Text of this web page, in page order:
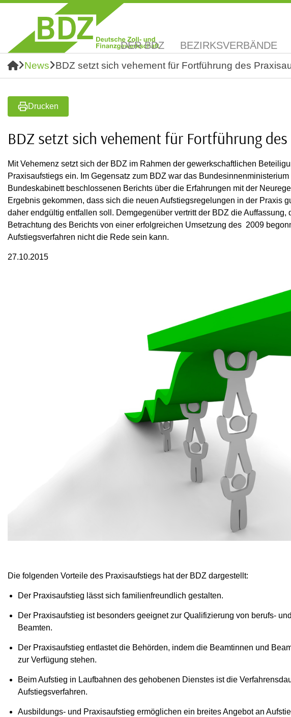
DER BDZ BEZIRKSVERBÄNDE
News BDZ setzt sich vehement für Fortführung des
Drucken
BDZ setzt sich vehement für Fortführung
Mit Vehemenz setzt sich der BDZ im Rahmen der gewerkschaftlichen
Praxisaufstiegs ein. Im Gegensatz zum BDZ war das
Bundeskabinett beschlossenen Berichts über die Erfahrungen mit der
Ergebnis gekommen, dass sich die neuen Aufstiegsregelungen in der Praxis
daher endgültig entfallen soll. Demgegenüber vertritt der BDZ die
Betrachtung des Berichts von einer erfolgreichen Umsetzung des 2009
Aufstiegsverfahren nicht die Rede sein kann.
27.10.2015
Die folgenden Vorteile des Praxisaufstiegs hat der BDZ dargestellt:
Der Praxisaufstieg lässt sich familienfreundlich gestalten.
Der Praxisaufstieg ist besonders geeignet zur Qualifizierung von berufs-
Beamten.
Der Praxisaufstieg entlastet die Behörden, indem die Beamtinnen und
zur Verfügung stehen.
Beim Aufstieg in Laufbahnen des gehobenen Dienstes ist die
Aufstiegsverfahren.
Ausbildungs- und Praxisaufstieg ermöglichen ein breites Angebot an